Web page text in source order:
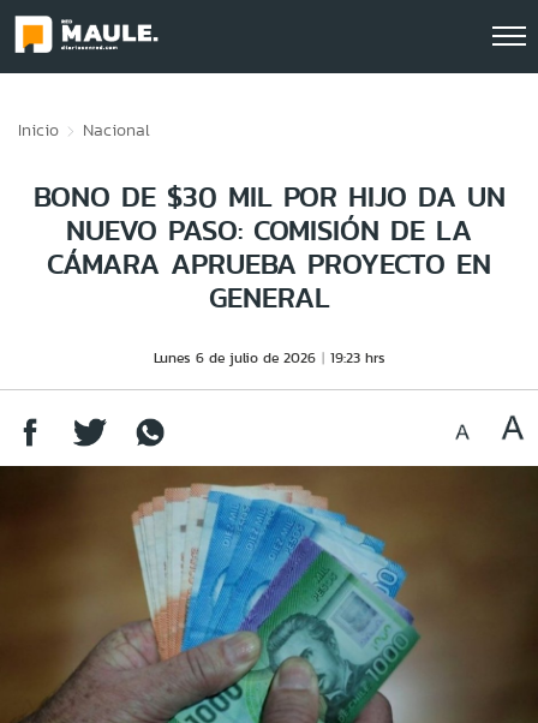
Inicio Nacional
BONO DE $30 MIL POR HIJO DA UN
NUEVO PASO: COMISIÓN DE LA
CÁMARA APRUEBA PROYECTO EN
GENERAL
Lunes 6 de julio de 2026 19:23 hrs